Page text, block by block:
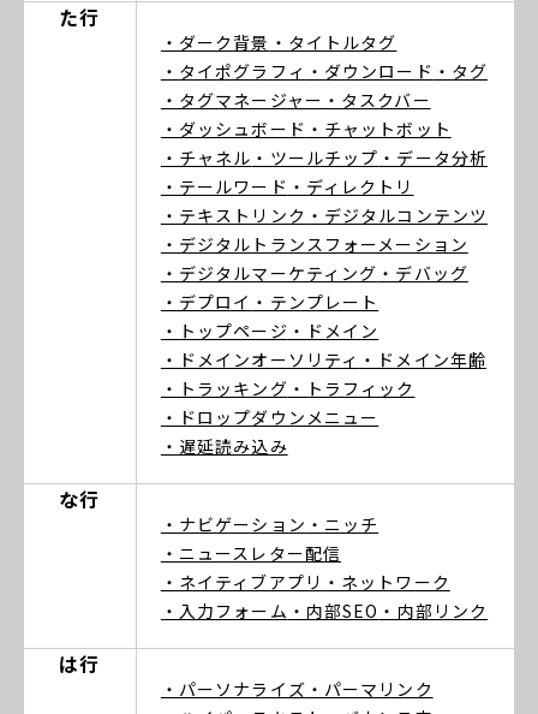
た行
・ダーク背景 ・タイトルタグ
・タイポグラフィ ・ダウンロード ・タグ
・タグマネージャー ・タスクバー
・ダッシュボード ・チャットボット
・チャネル ・ツールチップ ・データ分析
・テールワード ・ディレクトリ
・テキストリンク ・デジタルコンテンツ
・デジタルトランスフォーメーション
・デジタルマーケティング ・デバッグ
・デプロイ ・テンプレート
・トップページ ・ドメイン
・ドメインオーソリティ ・ドメイン年齢
・トラッキング ・トラフィック
・ドロップダウンメニュー
・遅延読み込み
な行
・ナビゲーション ・ニッチ
・ニュースレター配信
・ネイティブアプリ ・ネットワーク
・入力フォーム ・内部SEO ・内部リンク
は行
・パーソナライズ ・パーマリンク